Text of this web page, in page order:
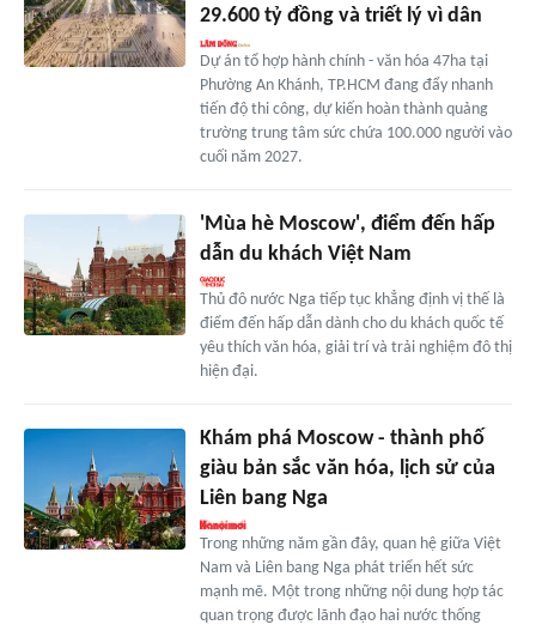
29.600 tỷ đồng và triết lý vì dân
Dự án tổ hợp hành chính - văn hóa 47ha tại
Phường An Khánh, TP.HCM đang đẩy nhanh
tiến độ thi công, dự kiến hoàn thành quảng
trường trung tâm sức chứa 100.000 người vào
cuối năm 2027.
'Mùa hè Moscow', điểm đến hấp
dẫn du khách Việt Nam
Thủ đô nước Nga tiếp tục khẳng định vị thế là
điểm đến hấp dẫn dành cho du khách quốc tế
yêu thích văn hóa, giải trí và trải nghiệm đô thị
hiện đại.
Khám phá Moscow - thành phố
giàu bản sắc văn hóa, lịch sử của
Liên bang Nga
Trong những năm gần đây, quan hệ giữa Việt
Nam và Liên bang Nga phát triển hết sức
mạnh mẽ. Một trong những nội dung hợp tác
quan trọng được lãnh đạo hai nước thống